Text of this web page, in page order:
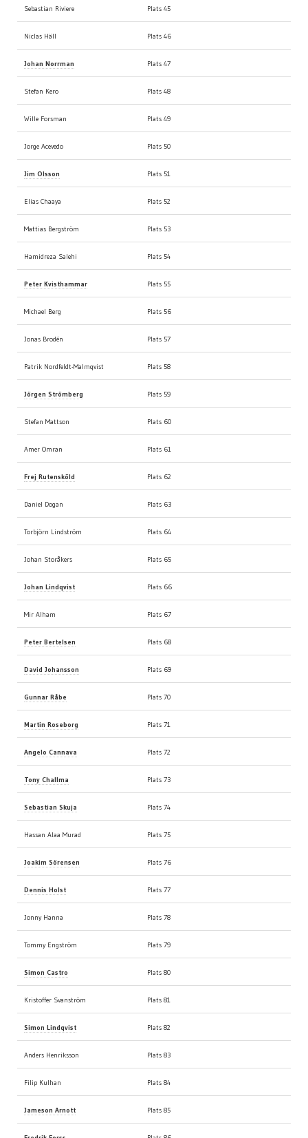
Sebastian Riviere Plats 45
Niclas Häll Plats 46
Johan Norrman Plats 47
Stefan Kero Plats 48
Wille Forsman Plats 49
Jorge Acevedo Plats 50
Jim Olsson Plats 51
Elias Chaaya Plats 52
Mattias Bergström Plats 53
Hamidreza Salehi Plats 54
Peter Kvisthammar Plats 55
Michael Berg Plats 56
Jonas Brodén Plats 57
Patrik Nordfeldt-Malmqvist Plats 58
Jörgen Strömberg Plats 59
Stefan Mattson Plats 60
Amer Omran Plats 61
Frej Rutensköld Plats 62
Daniel Dogan Plats 63
Torbjörn Lindström Plats 64
Johan Storåkers Plats 65
Johan Lindqvist Plats 66
Mir Alham Plats 67
Peter Bertelsen Plats 68
David Johansson Plats 69
Gunnar Råbe Plats 70
Martin Roseborg Plats 71
Angelo Cannava Plats 72
Tony Challma Plats 73
Sebastian Skuja Plats 74
Hassan Alaa Murad Plats 75
Joakim Sörensen Plats 76
Dennis Holst Plats 77
Jonny Hanna Plats 78
Tommy Engström Plats 79
Simon Castro Plats 80
Kristoffer Svanström Plats 81
Simon Lindqvist Plats 82
Anders Henriksson Plats 83
Filip Kulhan Plats 84
Jameson Arnott Plats 85